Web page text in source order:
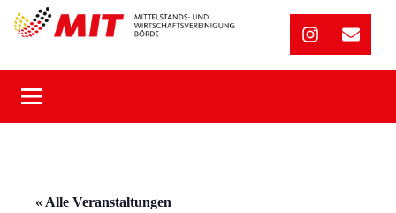
Zum
Inhalt
MIT
Börde
Mittelstands-
und
Instagram
Mail
« Alle Veranstaltungen